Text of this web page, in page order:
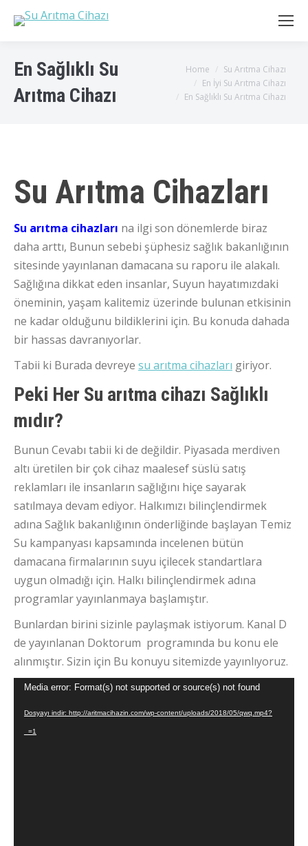
En Sağlıklı Su
Arıtma Cihazı
You are here:Home
Su Arıtma Cihazı
En İyi Su Arıtma Cihazı
En Sağlıklı Su Arıtma Cihazı
Su Arıtma Cihazları
Su arıtma cihazları na ilgi son dönemlerde biraz
daha arttı, Bunun sebebi şüphesiz sağlık bakanlığının
sitesinde yayınlanan damacana su raporu ile alakalı.
Sağlığına dikkat eden insanlar, Suyun hayatımızdaki
öneminin, yaşam kalitemiz üzerinde bulunan etkisinin
ne kadar olduğunu bildiklerini için. Bu konuda dahada
bir hassas davranıyorlar.
Tabii ki Burada devreye su arıtma cihazları giriyor.
Peki Her Su arıtma cihazı Sağlıklı
mıdır?
Bunun Cevabı tabii ki de değildir. Piyasada merdiven
altı üretilen bir çok cihaz maalesef süslü satış
reklamları ile insanların sağlığını hiçe sayarak
satılmaya devam ediyor. Halkımızı bilinçlendirmek
adına Sağlık bakanlığının önderliğinde başlayan Temiz
Su kampanyası kapsamında incelenen bütün
damacana firmalarının suyu içilecek standartlara
uygun olmadığı için. Halkı bilinçlendirmek adına
programlar yayınlanmaya başlamıştır.
Bunlardan birini sizinle paylaşmak istiyorum. Kanal D
de yayınlanan Doktorum programında bu konu ele
alınmıştır. Sizin için Bu konuyu sitemizde yayınlıyoruz.
Video
Media error: Format(s) not supported or source(s) not found
Dosyayı indir: http://aritmacihazin.com/wp-content/uploads/2018/05/qwq.mp4?
_=1